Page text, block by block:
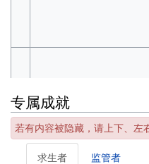
医
专属成就
若有内容被隐藏，请上下、左
求生者 监管者